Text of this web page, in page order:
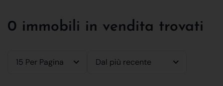
0 immobili in vendita trovati
15 Per Pagina Dal più recente